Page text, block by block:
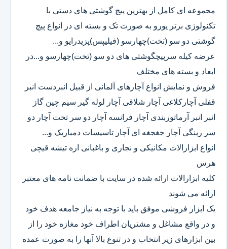
مجموعه ای کامل از بهترین پیچ گوشتی های دستی با
تکنولوژی برتر یورو به صورت تک و بسته ای در انواع پیچ
گوشتی دو سو (تخت)چهارسو (فیلیپس)پزیدرایو و...
عرضه کیله سرپیچگوشتی های دو سو (تخت)چهارسو و...در
ابعاد و بسته های مختلف
فروش و نمایش انواع آچارهای آلمانی از قبیل انبردست انبر
قفلی آچارکلاغی آچار شلاقی آچار لوله گیر سیم چین گاز
انبر انبر آرماتوربندی آچار فرانسه آچار دو سر تخت آچار دو
سر رینگی آچار جغجغه ای آچار تاسیسات دمباریک و...
انواع ابزارالات مکانیکی و نجاری و باغبانی اره تیشه قیچی
هرس
کلیه ابزارالات ارائه شده در سایت با ضمانت نامه های معتبر
ارائه می شوند
یک ابزار فروشی موفق باید با توجه به نیاز جامعه هدف خود
و در واقع مشاغل و مشتریان اطراف خود مغازه خود را از
بین ابزارهای زیر انتخاب و در تنوع بالا آنها را به صورت عمده